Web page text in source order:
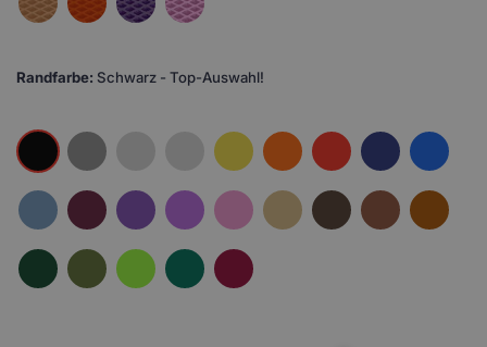
Randfarbe: Schwarz - Top-Auswahl!